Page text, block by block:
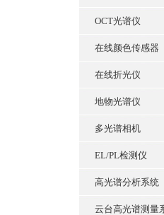
OCT光谱仪
在线颜色传感器
在线折光仪
地物光谱仪
多光谱相机
EL/PL检测仪
高光谱分析系统
云台高光谱测量